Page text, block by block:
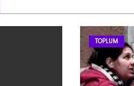
TOPLUM